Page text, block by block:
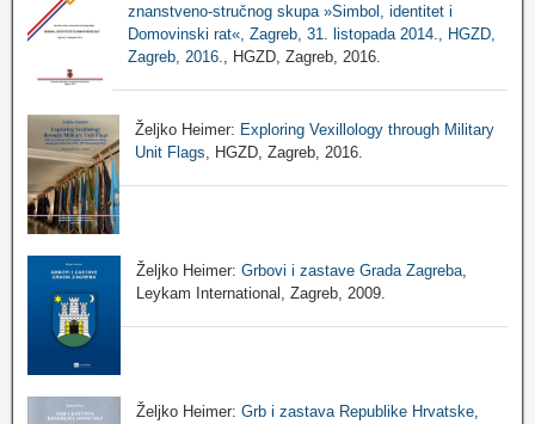
znanstveno-stručnog skupa »Simbol, identitet i
Domovinski rat«, Zagreb, 31. listopada 2014., HGZD,
Zagreb, 2016.
, HGZD, Zagreb, 2016.
Željko Heimer: Exploring Vexillology through Military
Unit Flags , HGZD, Zagreb, 2016.
Željko Heimer: Grbovi i zastave Grada Zagreba
Leykam International, Zagreb, 2009.
Željko Heimer:Grb i zastava Republike Hrvatske